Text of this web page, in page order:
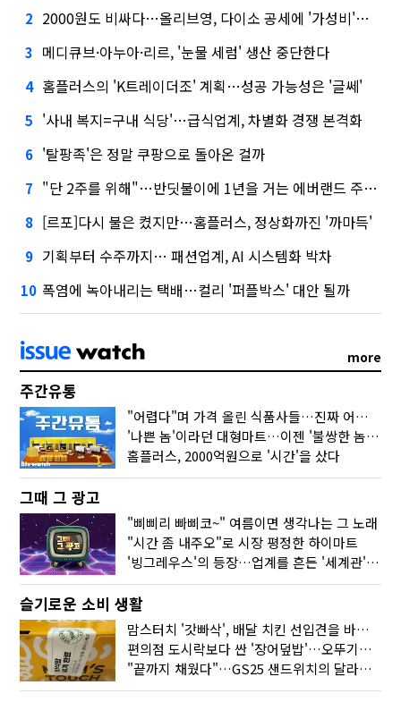
2 2000원도 비싸다…올리브영, 다이소 공세에 '가성비'로 맞불
3 메디큐브·아누아·리르, '눈물 세럼' 생산 중단한다
4 홈플러스의 'K트레이더조' 계획…성공 가능성은 '글쎄'
5 '사내 복지=구내 식당'…급식업계, 차별화 경쟁 본격화
6 '탈팡족'은 정말 쿠팡으로 돌아온 걸까
7 "단 2주를 위해"…반딧불이에 1년을 거는 에버랜드 주키퍼
8 [르포]다시 불은 켰지만…홈플러스, 정상화까진 '까마득'
9 기획부터 수주까지… 패션업계, AI 시스템화 박차
10 폭염에 녹아내리는 택배…컬리 '퍼플박스' 대안 될까
more
주간유통
"어렵다"며 가격 올린 식품사들…진짜 어려운 거 맞아?
'나쁜 놈'이라던 대형마트…이젠 '불쌍한 놈' 됐다
홈플러스, 2000억원으로 '시간'을 샀다
그때 그 광고
"삐삐리 빠삐코~" 여름이면 생각나는 그 노래
"시간 좀 내주오"로 시장 평정한 하이마트
'빙그레우스'의 등장…업계를 흔든 '세계관' 마케팅
슬기로운 소비 생활
맘스터치 '갓빠삭', 배달 치킨 선입견을 바꿨다
편의점 도시락보다 싼 '장어덮밥'…오뚜기가 해냈다
"끝까지 채웠다"…GS25 샌드위치의 달라진 '속'사정